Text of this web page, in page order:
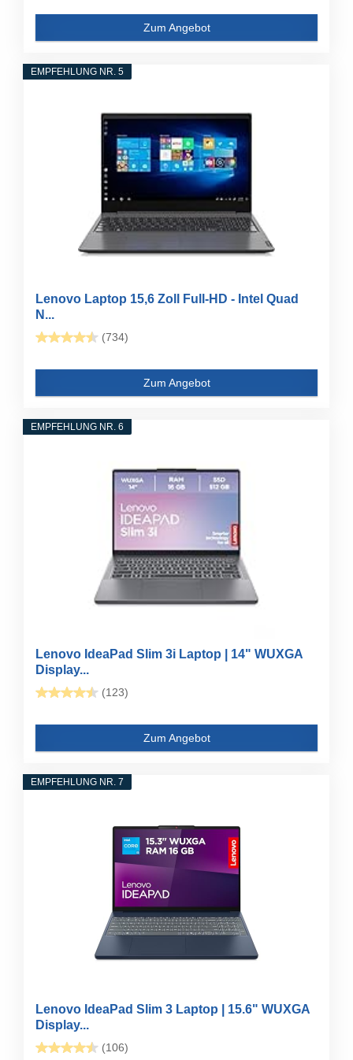
Zum Angebot
EMPFEHLUNG NR. 5
Lenovo Laptop 15,6 Zoll Full-HD - Intel Quad
N...
(734)
Zum Angebot
EMPFEHLUNG NR. 6
Lenovo IdeaPad Slim 3i Laptop | 14" WUXGA
Display...
(123)
Zum Angebot
EMPFEHLUNG NR. 7
Lenovo IdeaPad Slim 3 Laptop | 15.6" WUXGA
Display...
(106)